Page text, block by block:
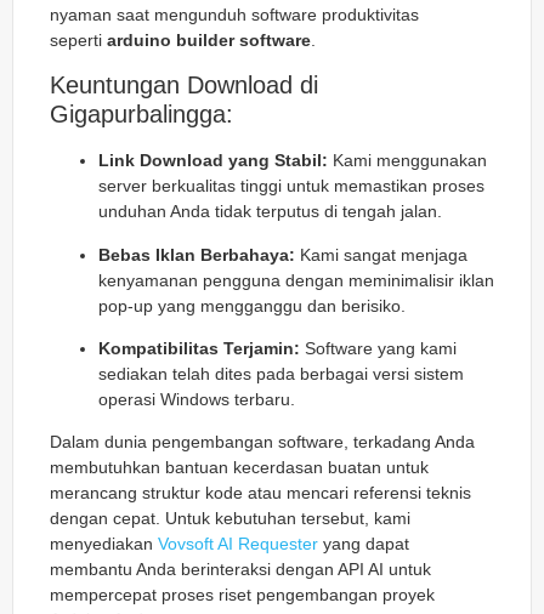
nyaman saat mengunduh software produktivitas
seperti arduino builder software
Keuntungan Download di
Gigapurbalingga:
Link Download yang Stabil: Kami menggunakan
server berkualitas tinggi untuk memastikan proses
unduhan Anda tidak terputus di tengah jalan.
Bebas Iklan Berbahaya: Kami sangat menjaga
kenyamanan pengguna dengan meminimalisir iklan
pop-up yang mengganggu dan berisiko.
Kompatibilitas Terjamin: Software yang kami
sediakan telah dites pada berbagai versi sistem
operasi Windows terbaru.
Dalam dunia pengembangan software, terkadang Anda
membutuhkan bantuan kecerdasan buatan untuk
merancang struktur kode atau mencari referensi teknis
dengan cepat. Untuk kebutuhan tersebut, kami
menyediakan Vovsoft AI Requester yang dapat
membantu Anda berinteraksi dengan API AI untuk
mempercepat proses riset pengembangan proyek